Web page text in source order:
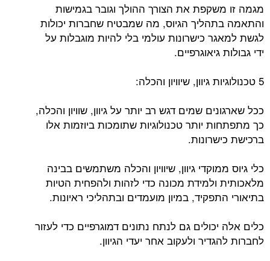
מגמה זו משקפת את הצורך ההולך וגובר בגמישות
והתאמה בתהליך הגיוס, מה שמבטיח שחברות יכולות
לגשת למאגר כישרונות עולמי בלי להיות מוגבלות על
ידי גבולות גיאוגרפיים.
5 טכנולוגיות גיוון, שיוויון והכלה:
ככל שארגונים שמים דגש רב יותר על גיוון, שוויון והכלה,
כך מתפתחות יותר טכנולוגיות שתומכות ביוזמות אלו
ברכישת כישרונות.
כלי גיוס ממוקדי גיוון, שיוויון והכלה משתמשים בבינה
מלאכותית ולמידת מכונה כדי לזהות ולהפחית הטיות
בתיאורי התפקיד, במיון מועמדים ובתהליכי ראיונות.
כלים אלה יכולים גם לנתח נתונים דמוגרפיים כדי לעזור
לחברות להגדיר ולעקוב אחר יעדי הגיוון.